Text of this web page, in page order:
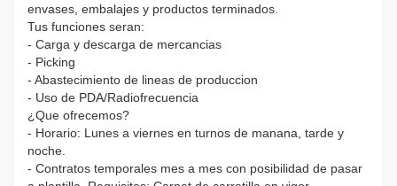
envases, embalajes y productos terminados.
Tus funciones seran:
- Carga y descarga de mercancias
- Picking
- Abastecimiento de lineas de produccion
- Uso de PDA/Radiofrecuencia
¿Que ofrecemos?
- Horario: Lunes a viernes en turnos de manana, tarde y
noche.
- Contratos temporales mes a mes con posibilidad de pasar